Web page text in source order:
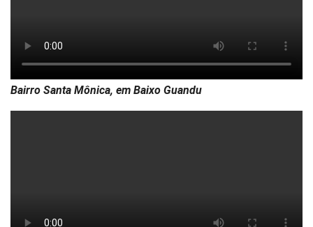
Bairro Santa Mônica, em Baixo Guandu